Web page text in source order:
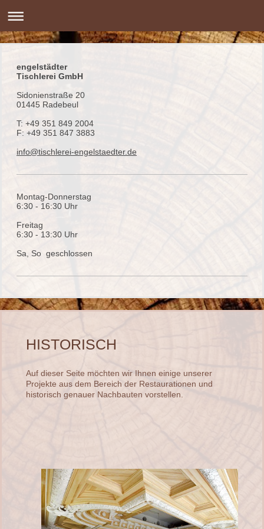
engelstädter
Tischlerei GmbH
Sidonienstraße 20
01445 Radebeul
T: +49 351 849 2004
F: +49 351 847 3883
info@tischlerei-engelstaedter.de
Montag-Donnerstag
6:30 - 16:30 Uhr
Freitag
6:30 - 13:30 Uhr
Sa, So geschlossen
HISTORISCH
Auf dieser Seite möchten wir Ihnen einige unserer
Projekte aus dem Bereich der Restaurationen und
historisch genauer Nachbauten vorstellen.